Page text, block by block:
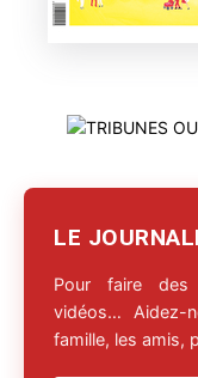
LE
Pour faire des
vidéos… Aidez-
famille, les amis,